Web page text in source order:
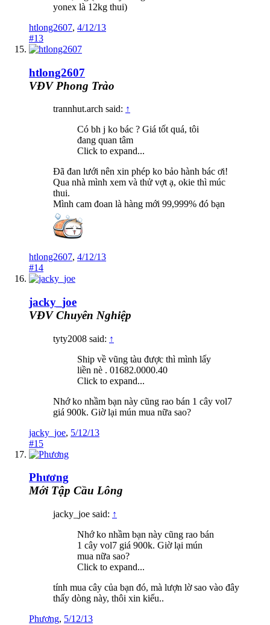
yonex là 12kg thui)
htlong2607, 4/12/13
#13
htlong2607
VĐV Phong Trào
trannhut.arch said: ↑
Có bh j ko bác ? Giá tốt quá, tôi
đang quan tâm
Click to expand...
Đã đan lưới nên xin phép ko bảo hành bác ơi!
Qua nhà mình xem và thử vợt ạ, okie thì múc
thui.
Mình cam đoan là hàng mới 99,999% đó bạn
htlong2607, 4/12/13
#14
jacky_joe
VĐV Chuyên Nghiệp
tyty2008 said: ↑
Ship về vũng tàu được thì mình lấy
liền nè . 01682.0000.40
Click to expand...
Nhớ ko nhầm bạn này cũng rao bán 1 cây vol7
giá 900k. Giờ lại mún mua nữa sao?
jacky_joe, 5/12/13
#15
Phương
Mới Tập Cầu Lông
jacky_joe said: ↑
Nhớ ko nhầm bạn này cũng rao bán
1 cây vol7 giá 900k. Giờ lại mún
mua nữa sao?
Click to expand...
tính mua cây của bạn đó, mà lượn lờ sao vào đây
thấy dòng này, thôi xin kiếu..
Phương, 5/12/13